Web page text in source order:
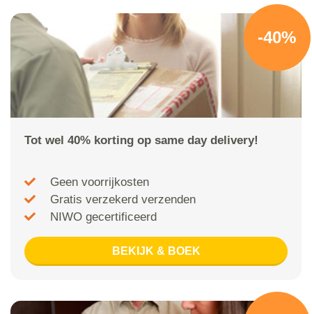
-40%
Tot wel 40% korting op same day delivery!
Geen voorrijkosten
Gratis verzekerd verzenden
NIWO gecertificeerd
BEKIJK & BOEK